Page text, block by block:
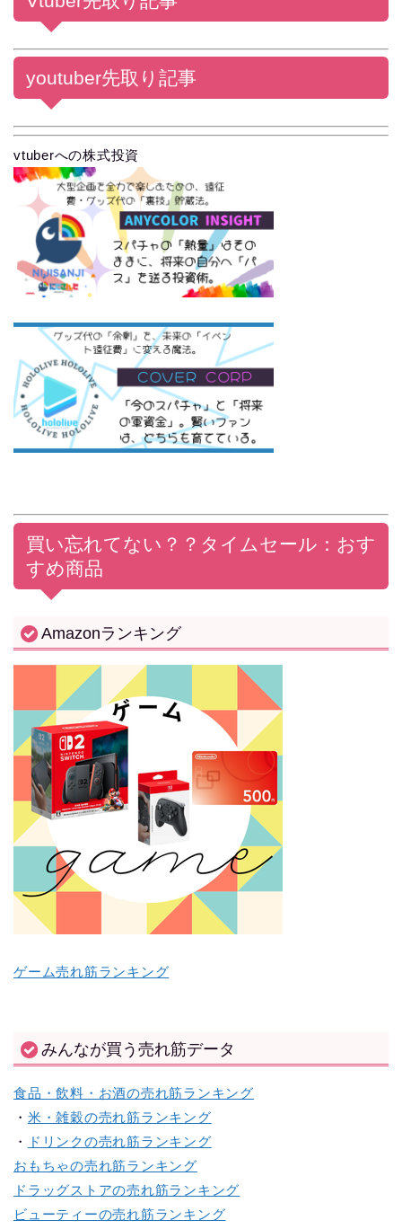
youtuber先取り記事
vtuberへの株式投資
買い忘れてない？？ タイムセール：おす
すめ商品
Amazonランキング
ゲーム売れ筋ランキング
みんなが買う売れ筋データ
食品・飲料・お酒の売れ筋ランキング
・ 米・雑穀の売れ筋ランキング
・
ドリンクの売れ筋ランキング
おもちゃの売れ筋ランキング
ドラッグストアの売れ筋ランキング
ビューティーの売れ筋ランキング